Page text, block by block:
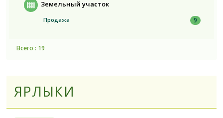
Земельный участок
Продажа 9
Всего : 19
ЯРЛЫКИ